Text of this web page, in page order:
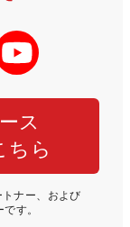
ス
ちら
ナー、および
す。